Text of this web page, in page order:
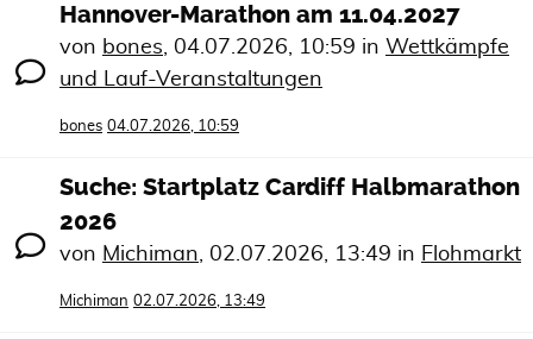
Hannover-Marathon am 11.04.2027
von bones, 04.07.2026, 10:59 in Wettkämpfe
und Lauf-Veranstaltungen
bones 04.07.2026, 10:59
Suche: Startplatz Cardiff Halbmarathon
2026
von Michiman, 02.07.2026, 13:49 in Flohmarkt
Michiman 02.07.2026, 13:49